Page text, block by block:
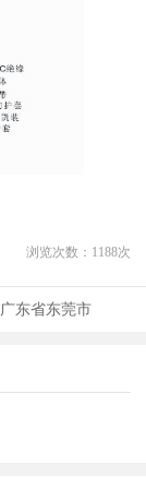
浏览次数： 1188次
广东省东莞市